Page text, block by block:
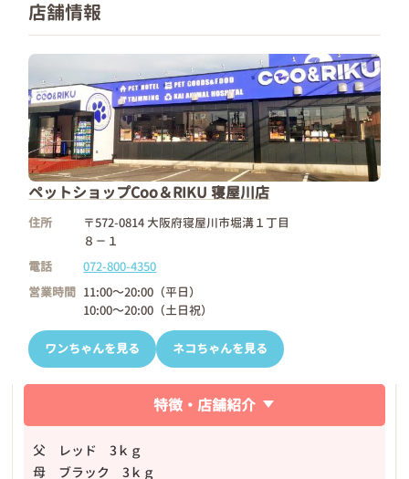
店舗情報
ペットショップCoo＆RIKU 寝屋川店
住所
〒572-0814 大阪府寝屋川市堀溝１丁目
８－１
電話
072-800-4350
営業時間 11:00～20:00（平日）
10:00～20:00（土日祝）
ワンちゃんを見る ネコちゃんを見る
特徴・店舗紹介
父 レッド 3ｋｇ
母 ブラック 3ｋｇ